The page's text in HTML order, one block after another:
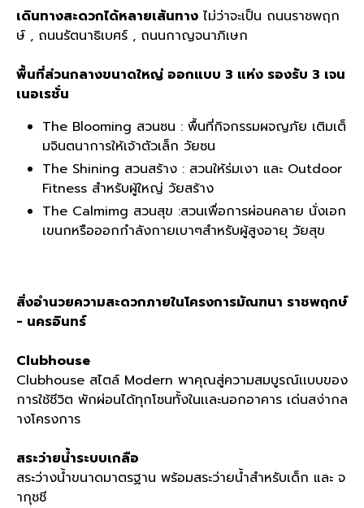
เดินทางสะดวกได้หลายเส้นทาง ไม่ว่าจะเป็น ถนนราชพฤก
ษ์ , ถนนรัตนาธิเบศร์ , ถนนกาญจนาภิเษก
พื้นที่ส่วนกลางขนาดใหญ่ ออกแบบ 3 แห่ง รองรับ 3 เจน
เนอเรชั่น
The Blooming สวนซน : พื้นที่กิจกรรมผจญภัย เติมเต็
มจินตนาการให้เจ้าตัวเล็ก วัยซน
The Shining สวนสร้าง​ : สวนให้ร่มเงา และ Outdoor
Fitness สำหรับผู้ใหญ่ วัยสร้าง
The Calmimg สวนสุข :สวนเพื่อการผ่อนคลาย นั่งเอก
เขนกหรือออกกำลังกายเบาๆสำหรับผู้สูงอายุ วัยสุข
สิ่งอำนวยความสะดวกภายในโครงการมัณฑนา ราชพฤกษ์
- นครอินทร์
Clubhouse
Clubhouse สไตล์ Modern พาคุณสู่ความสมบูรณ์เเบบของ
การใช้ชีวิต พักผ่อนได้ทุกโซนทั้งในเเละนอกอาคาร เด่นสง่ากล
างโครงการ
สระว่ายน้ำระบบเกลือ
สระว่างน้ำขนาดมาตรฐาน พร้อมสระว่ายน้ำสำหรับเด็ก และ จ
ากุชชี